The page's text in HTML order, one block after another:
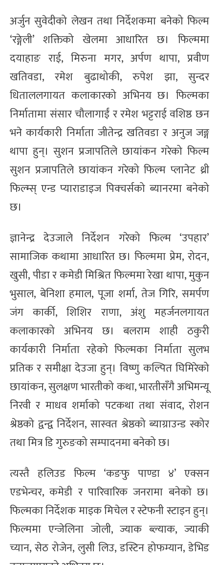
अर्जुन सुवेदीको लेखन तथा निर्देशकमा बनेको फिल्म
‘रङ्गेली’ शक्तिको खेलमा आधारित छ। फिल्ममा
दयाहाङ राई, मिरुना मगर, अर्पण थापा, प्रवीण
खतिवडा, रमेश बुढाथोकी, रुपेश झा, सुन्दर
धिताललगायत कलाकारको अभिनय छ। फिल्मका
निर्मातामा संसार चौलागाईं र रमेश भट्टराई वशिष्ठ छन
भने कार्यकारी निर्माता जीतेन्द्र खतिवडा र अनुज जङ्ग
थापा हुन्। सुशन प्रजापतिले छायांकन गरेको फिल्म
सुशन प्रजापतिले छायांकन गरेको फिल्म प्लानेट थ्री
फिल्म्स् एन्ड प्याराडाइज पिक्चर्सको ब्यानरमा बनेको
छ।
ज्ञानेन्द्र देउजाले निर्देशन गरेको फिल्म ‘उपहार’
सामाजिक कथामा आधारित छ। फिल्ममा प्रेम, रोदन,
खुसी, पीडा र कमेडी मिश्रित फिल्ममा रेखा थापा, मुकुन
भुसाल, बेनिशा हमाल, पूजा शर्मा, तेज गिरि, समर्पण
जंग कार्की, शिशिर राणा, अंशु महर्जनलगायत
कलाकारको अभिनय छ। बलराम शाही ठकुरी
कार्यकारी निर्माता रहेको फिल्मका निर्माता सुलभ
प्रतिक र समीक्षा देउजा हुन्। विष्णु कल्पित घिमिरेको
छायांकन, सुलक्षण भारतीको कथा, भारतीसँगै अभिमन्यू
निरवी र माधव शर्माको पटकथा तथा संवाद, रोशन
श्रेष्ठको द्वन्द्व निर्देशन, सास्वत श्रेष्ठको ब्याग्राउन्ड स्कोर
तथा मित्र डि गुरुङको सम्पादनमा बनेको छ।
त्यस्तै हलिउड फिल्म ‘कङफु पाण्डा ४’ एक्सन
एडभेन्चर, कमेडी र पारिवारिक जनरामा बनेको छ।
फिल्मका निर्देशक माइक मिचेल र स्टेफनी स्टाइन हुन्।
फिल्ममा एन्जेलिना जोली, ज्याक ब्ल्याक, ज्याकी
च्यान, सेठ रोजेन, लुसी लिउ, डस्टिन होफम्यान, डेभिड